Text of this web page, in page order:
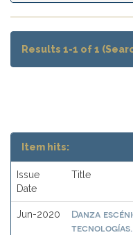
Results 1-1 of 1
Item hits:
Issue
Date
Title
Jun-2020
Danza